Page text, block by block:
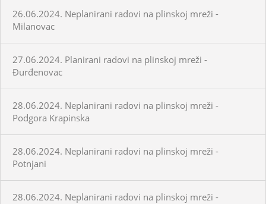
26.06.2024. Neplanirani radovi na plinskoj mreži -
Milanovac
27.06.2024. Planirani radovi na plinskoj mreži -
Đurđenovac
28.06.2024. Neplanirani radovi na plinskoj mreži -
Podgora Krapinska
28.06.2024. Neplanirani radovi na plinskoj mreži -
Potnjani
28.06.2024. Neplanirani radovi na plinskoj mreži -